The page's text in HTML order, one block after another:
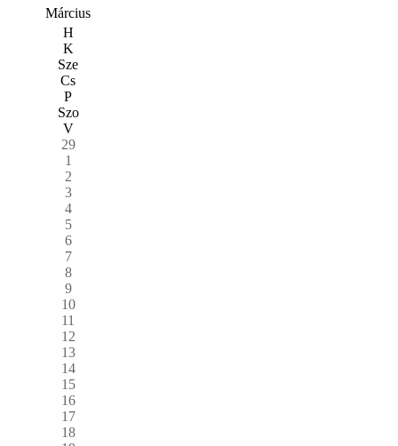
Március
H
K
Sze
Cs
P
Szo
V
29
1
2
3
4
5
6
7
8
9
10
11
12
13
14
15
16
17
18